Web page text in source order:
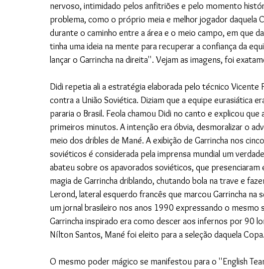
nervoso, intimidado pelos anfitriões e pelo momento
problema, como o próprio meia e melhor jogador daquela
durante o caminho entre a área e o meio campo, em que
tinha uma ideia na mente para recuperar a confiança da
lançar o Garrincha na direita''. Vejam as imagens, foi
Didi repetia ali a estratégia elaborada pelo técnico Vicente
contra a União Soviética. Diziam que a equipe eurasiática
pararia o Brasil. Feola chamou Didi no canto e explicou
primeiros minutos. A intenção era óbvia, desmoralizar o
meio dos dribles de Mané. A exibição de Garrincha nos
soviéticos é considerada pela imprensa mundial um
abateu sobre os apavorados soviéticos, que
magia de Garrincha driblando, chutando bola na trave e
Lerond, lateral esquerdo francês que marcou Garrincha
um jornal brasileiro nos anos 1990 expressando o
Garrincha inspirado era como descer aos infernos por 90
Nílton Santos, Mané foi eleito para a seleção daquela
O mesmo poder mágico se manifestou para o ''English